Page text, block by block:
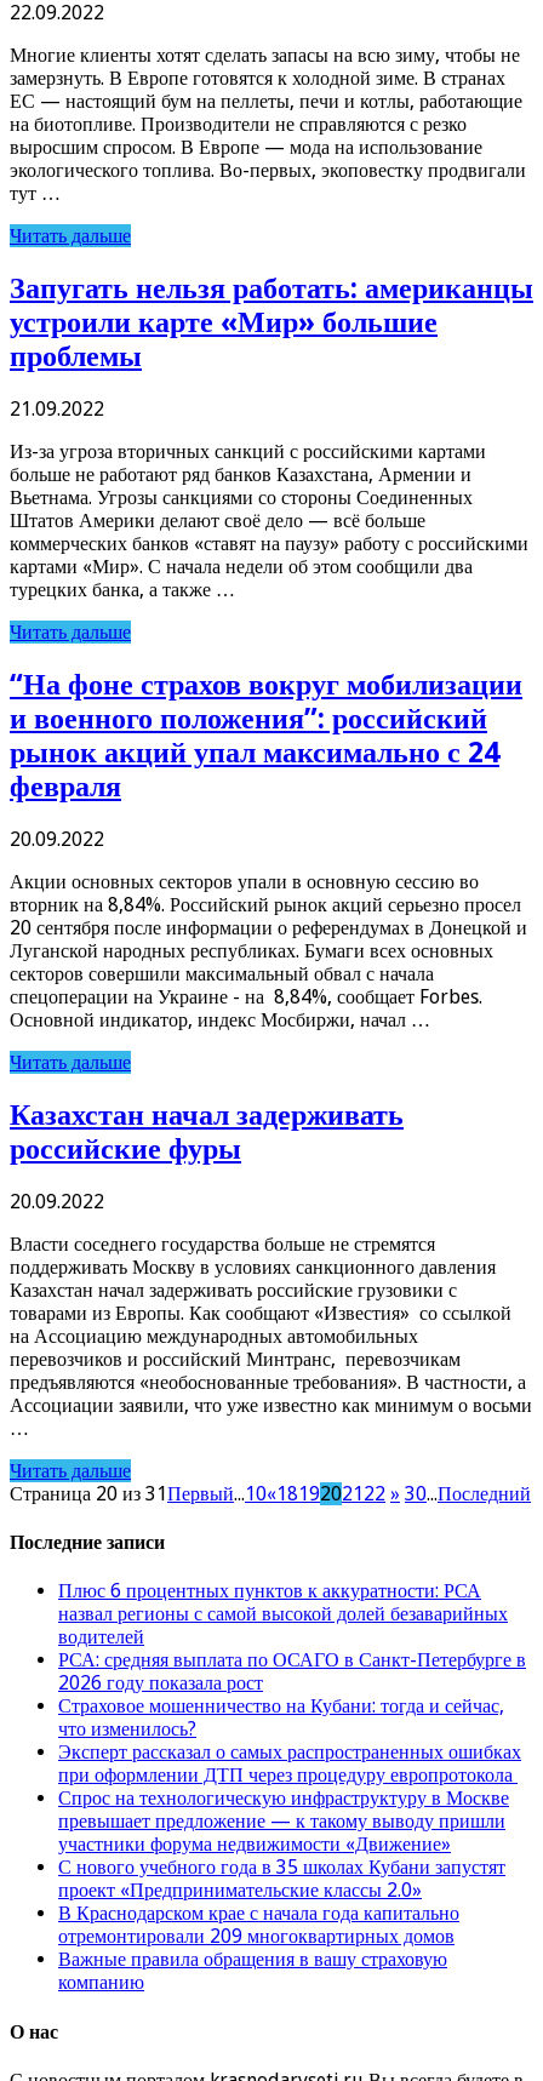
22.09.2022
Многие клиенты хотят сделать запасы на всю зиму, чтобы не
замерзнуть. В Европе готовятся к холодной зиме. В странах
ЕС — настоящий бум на пеллеты, печи и котлы, работающие
на биотопливе. Производители не справляются с резко
выросшим спросом. В Европе — мода на использование
экологического топлива. Во-первых, экоповестку продвигали
тут …
Читать дальше
Запугать нельзя работать: американцы
устроили карте «Мир» большие
проблемы
21.09.2022
Из-за угроза вторичных санкций с российскими картами
больше не работают ряд банков Казахстана, Армении и
Вьетнама. Угрозы санкциями со стороны Соединенных
Штатов Америки делают своё дело — всё больше
коммерческих банков «ставят на паузу» работу с российскими
картами «Мир». С начала недели об этом сообщили два
турецких банка, а также …
Читать дальше
“На фоне страхов вокруг мобилизации
и военного положения”: российский
рынок акций упал максимально с 24
февраля
20.09.2022
Акции основных секторов упали в основную сессию во
вторник на 8,84%. Российский рынок акций серьезно просел
20 сентября после информации о референдумах в Донецкой и
Луганской народных республиках. Бумаги всех основных
секторов совершили максимальный обвал с начала
спецоперации на Украине - на 8,84%, сообщает Forbes.
Основной индикатор, индекс Мосбиржи, начал …
Читать дальше
Казахстан начал задерживать
российские фуры
20.09.2022
Власти соседнего государства больше не стремятся
поддерживать Москву в условиях санкционного давления
Казахстан начал задерживать российские грузовики с
товарами из Европы. Как сообщают «Известия» со ссылкой
на Ассоциацию международных автомобильных
перевозчиков и российский Минтранс, перевозчикам
предъявляются «необоснованные требования». В частности, а
Ассоциации заявили, что уже известно как минимум о восьми
…
Читать дальше
Страница 20 из 31Первый...10«1819202122 » 30...Последний
Последние записи
Плюс 6 процентных пунктов к аккуратности: РСА
назвал регионы с самой высокой долей безаварийных
водителей
РСА: средняя выплата по ОСАГО в Санкт-Петербурге в
2026 году показала рост
Страховое мошенничество на Кубани: тогда и сейчас,
что изменилось?
Эксперт рассказал о самых распространенных ошибках
при оформлении ДТП через процедуру европротокола
Спрос на технологическую инфраструктуру в Москве
превышает предложение — к такому выводу пришли
участники форума недвижимости «Движение»
С нового учебного года в 35 школах Кубани запустят
проект «Предпринимательские классы 2.0»
В Краснодарском крае с начала года капитально
отремонтировали 209 многоквартирных домов
Важные правила обращения в вашу страховую
компанию
О нас